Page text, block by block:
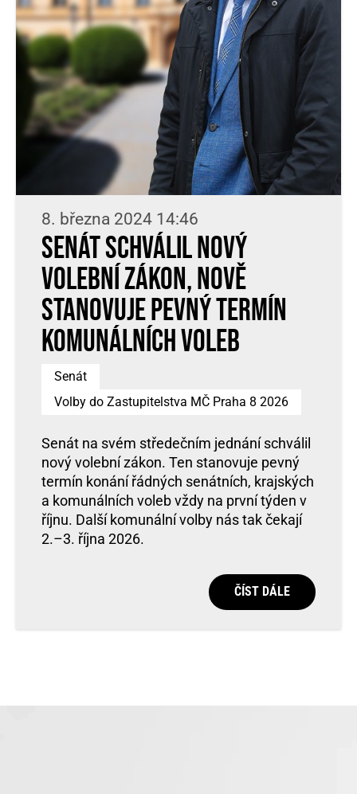
8. března 2024 14:46
Senát schválil nový
volební zákon, nově
stanovuje pevný termín
komunálních voleb
Senát
Volby do Zastupitelstva MČ Praha 8 2026
Senát na svém středečním jednání schválil
nový volební zákon. Ten stanovuje pevný
termín konání řádných senátních, krajských
a komunálních voleb vždy na první týden v
říjnu. Další komunální volby nás tak čekají
2.–3. října 2026.
ČÍST DÁLE